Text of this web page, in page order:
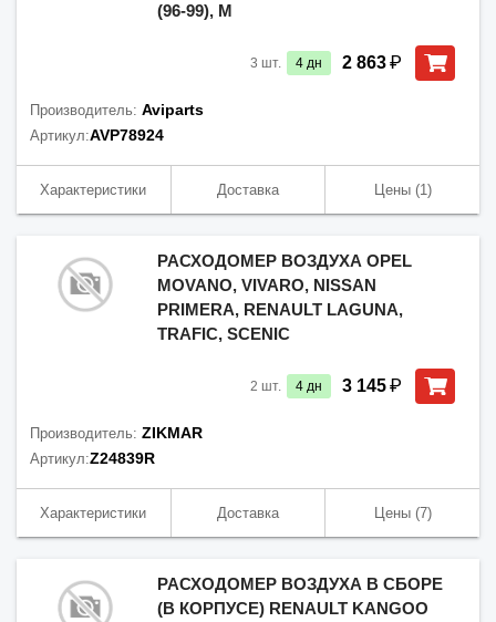
(96-99), M
3 шт. 4 дн 2 863₽
Производитель: Aviparts
Артикул:AVP78924
Характеристики Доставка Цены(1)
РАСХОДОМЕР ВОЗДУХА OPEL
MOVANO, VIVARO, NISSAN
PRIMERA, RENAULT LAGUNA,
TRAFIC, SCENIC
2 шт. 4 дн 3 145₽
Производитель: ZIKMAR
Артикул:Z24839R
Характеристики Доставка Цены(7)
РАСХОДОМЕР ВОЗДУХА В СБОРЕ
(В КОРПУСЕ) RENAULT KANGOO